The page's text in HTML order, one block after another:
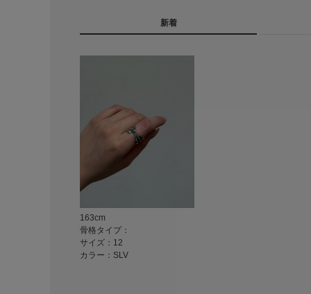
新着
163cm
骨格タイプ：
サイズ：12
カラー：SLV